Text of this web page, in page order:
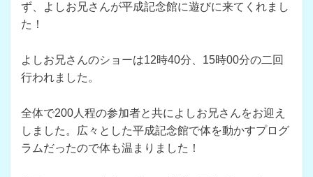
ず、よしお兄さんが平成記念館に遊びに来てくれまし
た！
よしお兄さんのショーは12時40分、15時00分の二回
行われました。
全体で200人程の参加者と共によしお兄さんをお迎え
しました。広々とした平成記念館で体を動かすプログ
ラムだったので体も温まりました！